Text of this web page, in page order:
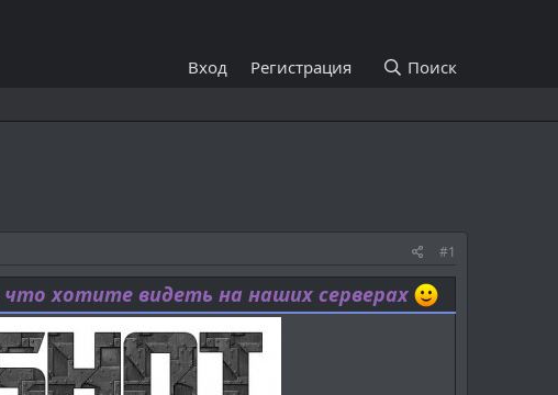
Вход Регистрация Поиск
#1
хотите видеть на наших серверах